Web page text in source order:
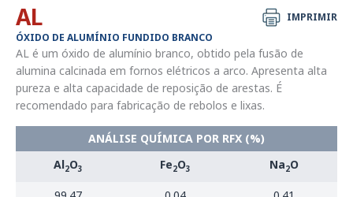
IMPRIMIR
AL
ÓXIDO DE ALUMÍNIO FUNDIDO BRANCO
AL é um óxido de alumínio branco, obtido pela fusão de
alumina calcinada em fornos elétricos a arco. Apresenta alta
pureza e alta capacidade de reposição de arestas. É
recomendado para fabricação de rebolos e lixas.
ANÁLISE QUÍMICA POR RFX (%)
Al2O3 Fe2O3 Na2O